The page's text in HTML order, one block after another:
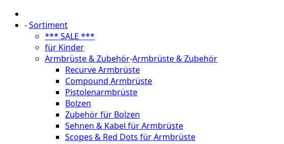
-Sortiment
*** SALE ***
für Kinder
Armbrüste & Zubehör-Armbrüste & Zubehör
Recurve Armbrüste
Compound Armbrüste
Pistolenarmbrüste
Bolzen
Zubehör für Bolzen
Sehnen & Kabel für Armbrüste
Scopes & Red Dots für Armbrüste